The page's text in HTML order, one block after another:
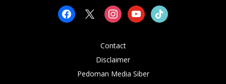
facebook instagramyoutubetiktok
Contact
Disclaimer
Pedoman Media Siber